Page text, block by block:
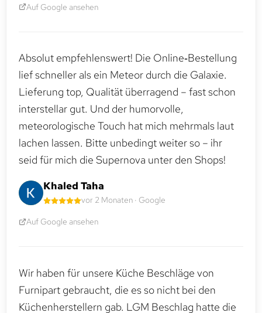
Auf Google ansehen
Absolut empfehlenswert! Die Online‑Bestellung
lief schneller als ein Meteor durch die Galaxie.
Lieferung top, Qualität überragend – fast schon
interstellar gut. Und der humorvolle,
meteorologische Touch hat mich mehrmals laut
lachen lassen. Bitte unbedingt weiter so – ihr
seid für mich die Supernova unter den Shops!
Khaled Taha
vor 2 Monaten · Google
Auf Google ansehen
Wir haben für unsere Küche Beschläge von
Furnipart gebraucht, die es so nicht bei den
Küchenherstellern gab. LGM Beschlag hatte die